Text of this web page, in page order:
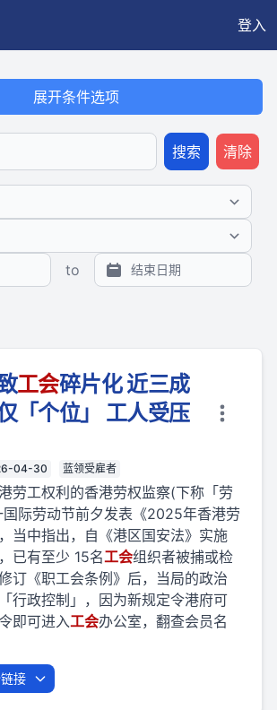
登入
展开条件选项
搜索 清除
to
工会碎片化 近三成
「个位」 工人受压
04-30 蓝领受雇者
劳工权利的香港劳权监察(下称「劳
际劳动节前夕发表《2025年香港劳
当中指出，自《港区国安法》实施
已有至少 15名工会组织者被捕或检
订《职工会条例》后，当局的政治
行政控制」，因为新规定令港府可
即可进入工会办公室，翻查会员名
接